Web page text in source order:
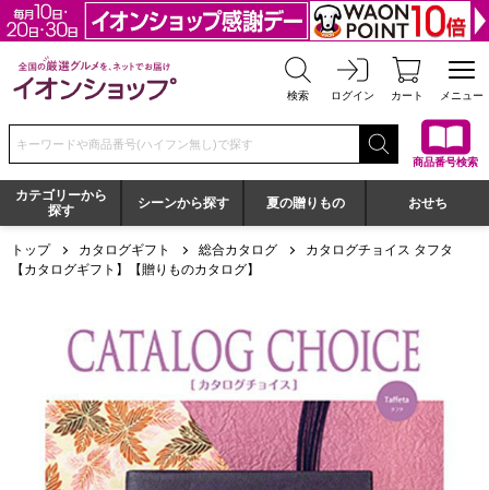
全国の厳選グルメを、ネットでお届け イオンショップ
検索 ログイン カート メニュー
検索キーワードまたは商品番号を入力してください
商品番号検索
カテゴリーから
探す
シーンから探す 夏の贈りもの おせち
トップ カタログギフト 総合カタログ
カタログチョイス タフタ
【カタログギフト】【贈りものカタログ】